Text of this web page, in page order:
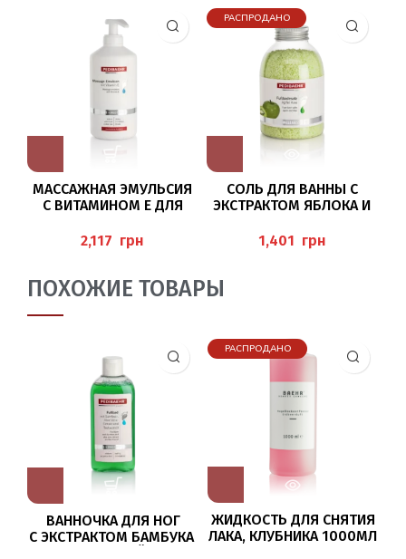
МАССАЖНАЯ ЭМУЛЬСИЯ
С ВИТАМИНОМ Е ДЛЯ
EMULSION) PEDIBAEHR
грн
РАСПРОДАНО
СОЛЬ ДЛЯ ВАННЫ С
ЭКСТРАКТОМ ЯБЛОКА И
(FUSSBADESALZ APFEL K
IWI) PEDIBAEHR
грн
ПОХОЖИЕ ТОВАРЫ
ВАННОЧКА ДЛЯ НОГ
С ЭКСТРАКТОМ БАМБУКА
РАСПРОДАНО
ЖИДКОСТЬ ДЛЯ СНЯТИЯ
ЛАКА, КЛУБНИКА 1000МЛ